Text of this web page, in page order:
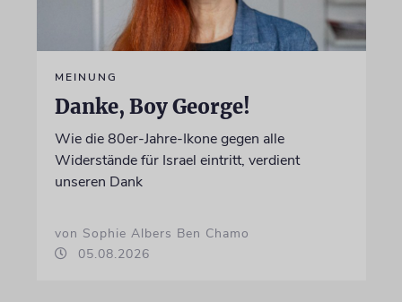
MEINUNG
Danke, Boy George!
Wie die 80er-Jahre-Ikone gegen alle
Widerstände für Israel eintritt, verdient
unseren Dank
von Sophie Albers Ben Chamo
05.08.2026